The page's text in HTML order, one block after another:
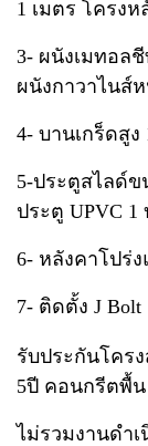
1 เมตร โครง
3- ผนังเมทอล
ผนังกาวาไนส์
4- บานเกร็ดสู
5-ประตูสไลด์ข
ประตู UPVC
6- หลังคาโปร่
7- ติดตั้ง J Bolt
รับประกันโคร
5ปี คอนกรีตพื้น
ไม่รวมงานดำ